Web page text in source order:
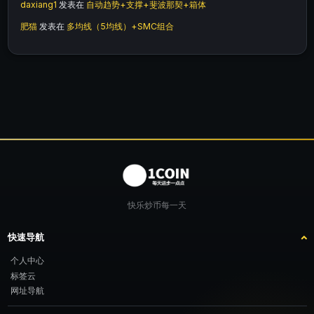
daxiang1 发表在 自动趋势+支撑+斐波那契+箱体
肥猫 发表在 多均线（5均线）+SMC组合
快乐炒币每一天
快速导航
个人中心
标签云
网址导航